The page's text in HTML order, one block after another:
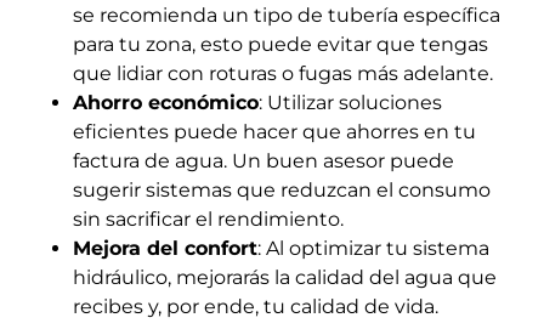
se recomienda un tipo de tubería específica
para tu zona, esto puede evitar que tengas
que lidiar con roturas o fugas más adelante.
Ahorro económico: Utilizar soluciones
eficientes puede hacer que ahorres en tu
factura de agua. Un buen asesor puede
sugerir sistemas que reduzcan el consumo
sin sacrificar el rendimiento.
Mejora del confort: Al optimizar tu sistema
hidráulico, mejorarás la calidad del agua que
recibes y, por ende, tu calidad de vida.